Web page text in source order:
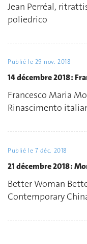
Jean Perréal,
poliedrico
Publié le 29 nov. 2018
14 décembre 2018 :
Francesco Maria
Rinascimento
Publié le 7 déc. 2018
21 décembre 2018 :
Better Woman
Contemporary